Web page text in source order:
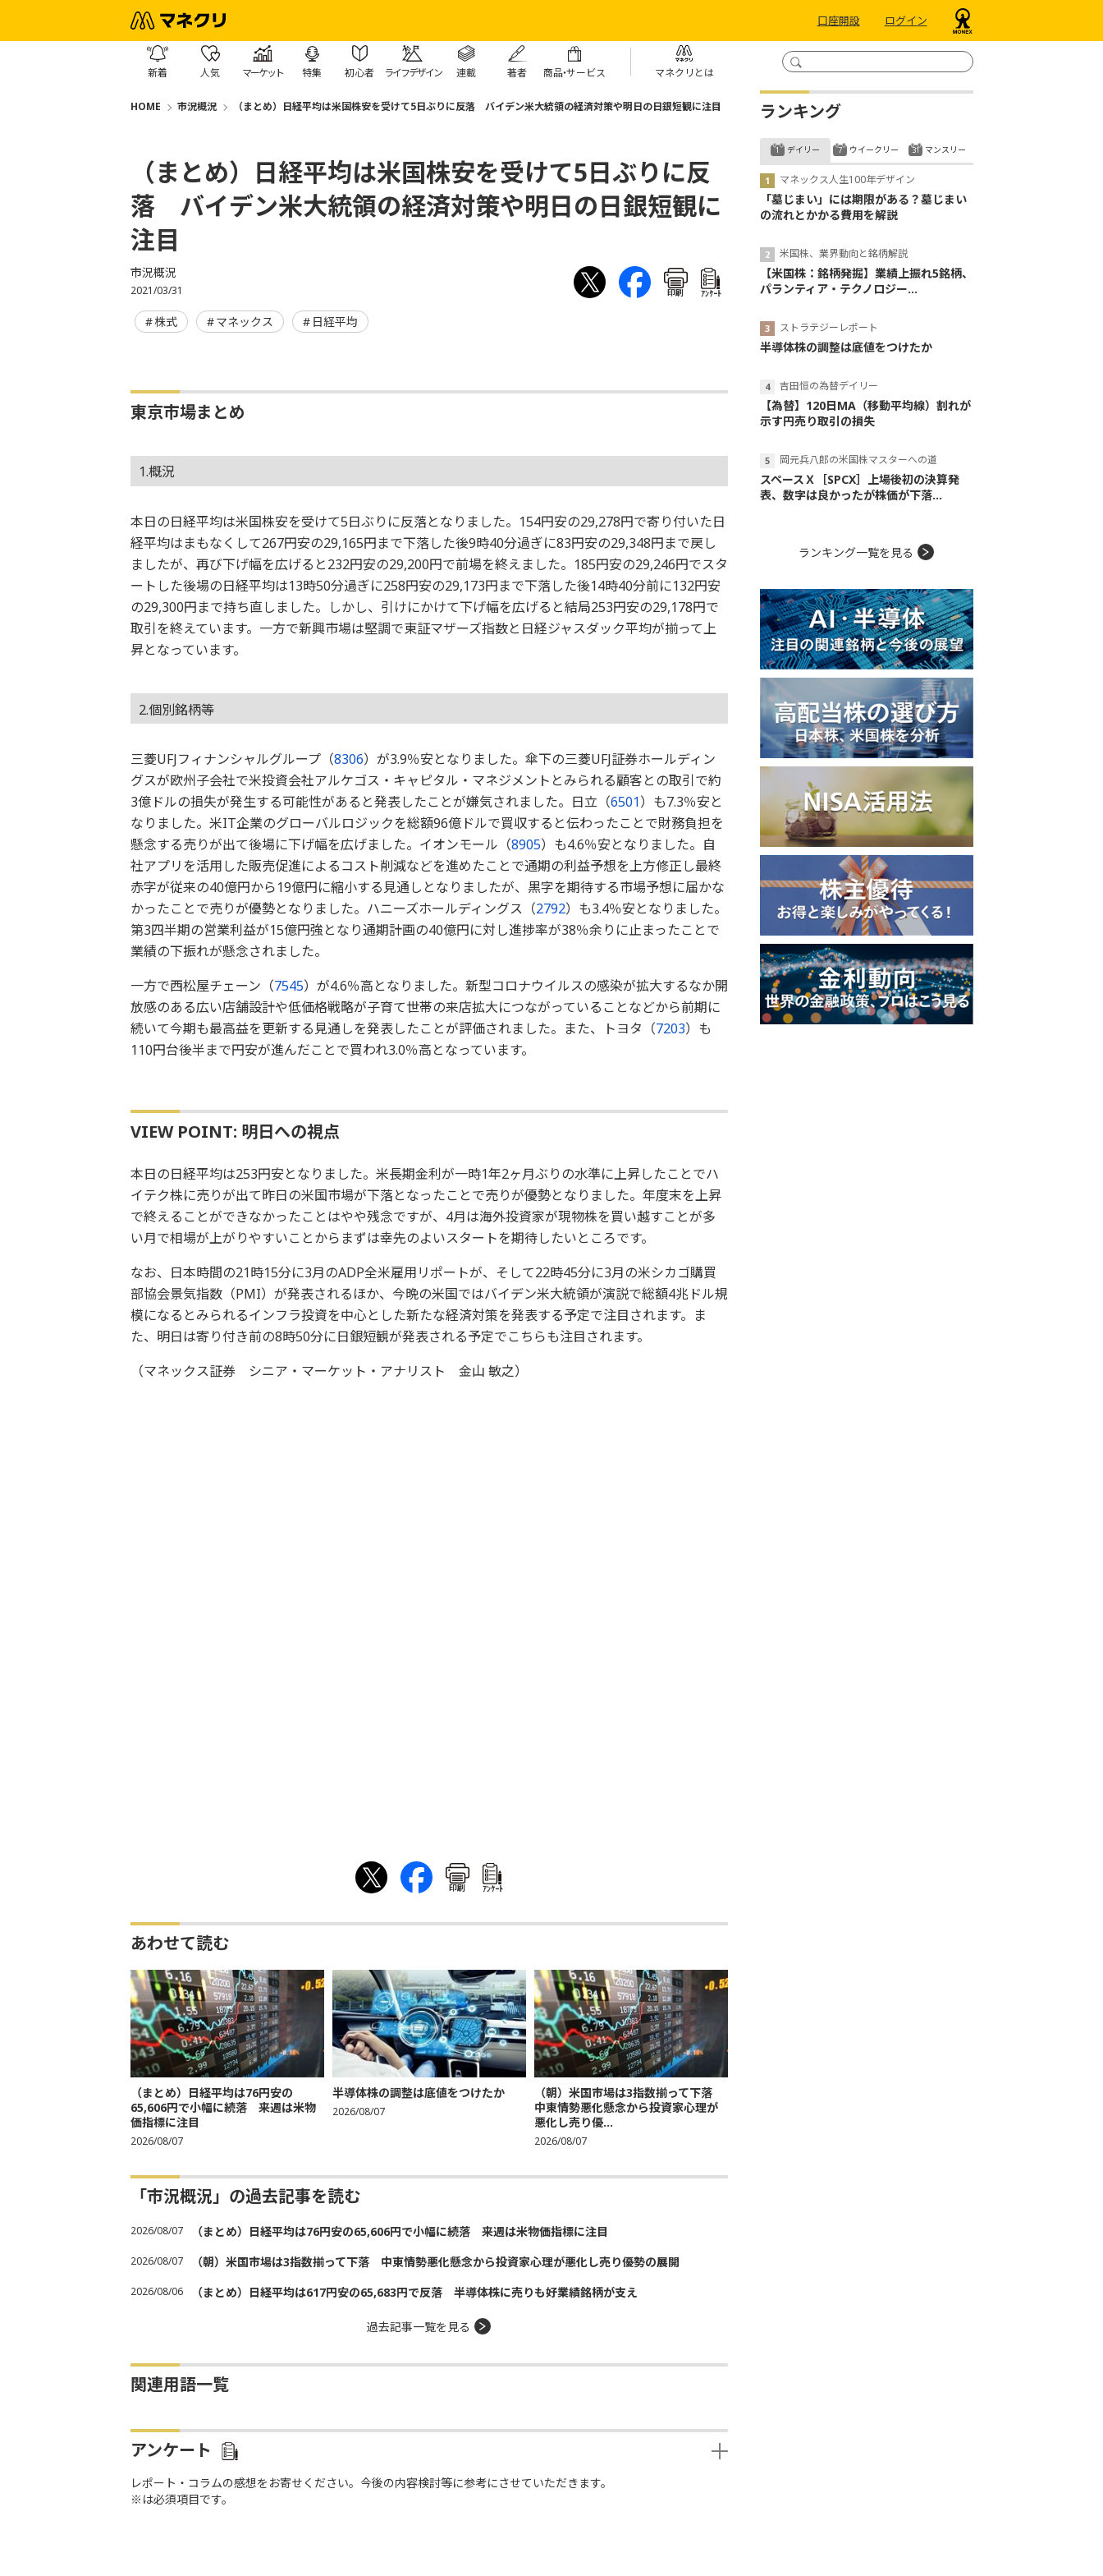
口座開設 ログイン
新着 人気 マーケット 特集 初心者 ライフデザイン 連載 著者 商品・サービス マネクリとは
HOME 市況概況 （まとめ）日経平均は米国株安を受けて5日ぶりに反落 バイデン米大統領の経済対策や明日の日銀短観に注目
（まとめ）日経平均は米国株安を受けて5日ぶりに反
落 バイデン米大統領の経済対策や明日の日銀短観に
注目
市況概況
2021/03/31 印刷 ｱﾝｹｰﾄ
株式 マネックス 日経平均
東京市場まとめ
1.概況
本日の日経平均は米国株安を受けて5日ぶりに反落となりました。154円安の29,278円で寄り付いた日
経平均はまもなくして267円安の29,165円まで下落した後9時40分過ぎに83円安の29,348円まで戻し
ましたが、再び下げ幅を広げると232円安の29,200円で前場を終えました。185円安の29,246円でスタ
ートした後場の日経平均は13時50分過ぎに258円安の29,173円まで下落した後14時40分前に132円安
の29,300円まで持ち直しました。しかし、引けにかけて下げ幅を広げると結局253円安の29,178円で
取引を終えています。一方で新興市場は堅調で東証マザーズ指数と日経ジャスダック平均が揃って上
昇となっています。
2.個別銘柄等
三菱UFJフィナンシャルグループ（8306）が3.9％安となりました。傘下の三菱UFJ証券ホールディン
グスが欧州子会社で米投資会社アルケゴス・キャピタル・マネジメントとみられる顧客との取引で約
3億ドルの損失が発生する可能性があると発表したことが嫌気されました。日立（6501）も7.3％安と
なりました。米IT企業のグローバルロジックを総額96億ドルで買収すると伝わったことで財務負担を
懸念する売りが出て後場に下げ幅を広げました。イオンモール（8905）も4.6％安となりました。自
社アプリを活用した販売促進によるコスト削減などを進めたことで通期の利益予想を上方修正し最終
赤字が従来の40億円から19億円に縮小する見通しとなりましたが、黒字を期待する市場予想に届かな
かったことで売りが優勢となりました。ハニーズホールディングス（2792）も3.4％安となりました。
第3四半期の営業利益が15億円強となり通期計画の40億円に対し進捗率が38％余りに止まったことで
業績の下振れが懸念されました。
一方で西松屋チェーン（7545）が4.6％高となりました。新型コロナウイルスの感染が拡大するなか開
放感のある広い店舗設計や低価格戦略が子育て世帯の来店拡大につながっていることなどから前期に
続いて今期も最高益を更新する見通しを発表したことが評価されました。また、トヨタ（7203）も
110円台後半まで円安が進んだことで買われ3.0％高となっています。
VIEW POINT: 明日への視点
本日の日経平均は253円安となりました。米長期金利が一時1年2ヶ月ぶりの水準に上昇したことでハ
イテク株に売りが出て昨日の米国市場が下落となったことで売りが優勢となりました。年度末を上昇
で終えることができなかったことはやや残念ですが、4月は海外投資家が現物株を買い越すことが多
い月で相場が上がりやすいことからまずは幸先のよいスタートを期待したいところです。
なお、日本時間の21時15分に3月のADP全米雇用リポートが、そして22時45分に3月の米シカゴ購買
部協会景気指数（PMI）が発表されるほか、今晩の米国ではバイデン米大統領が演説で総額4兆ドル規
模になるとみられるインフラ投資を中心とした新たな経済対策を発表する予定で注目されます。ま
た、明日は寄り付き前の8時50分に日銀短観が発表される予定でこちらも注目されます。
（マネックス証券 シニア・マーケット・アナリスト 金山 敏之）
印刷 ｱﾝｹｰﾄ
あわせて読む
（まとめ）日経平均は76円安の
65,606円で小幅に続落 来週は米物
価指標に注目
2026/08/07
半導体株の調整は底値をつけたか
2026/08/07
（朝）米国市場は3指数揃って下落
中東情勢悪化懸念から投資家心理が
悪化し売り優...
2026/08/07
「市況概況」の過去記事を読む
2026/08/07 （まとめ）日経平均は76円安の65,606円で小幅に続落 来週は米物価指標に注目
2026/08/07 （朝）米国市場は3指数揃って下落 中東情勢悪化懸念から投資家心理が悪化し売り優勢の展開
2026/08/06 （まとめ）日経平均は617円安の65,683円で反落 半導体株に売りも好業績銘柄が支え
過去記事一覧を見る
関連用語一覧
アンケート
レポート・コラムの感想をお寄せください。今後の内容検討等に参考にさせていただきます。
※は必須項目です。
ランキング
デイリー
マネックス人生100年デザイン
「墓じまい」には期限がある？墓じまい
の流れとかかる費用を解説
米国株、業界動向と銘柄解説
【米国株：銘柄発掘】業績上振れ5銘柄、
パランティア・テクノロジー...
ストラテジーレポート
半導体株の調整は底値をつけたか
吉田恒の為替デイリー
【為替】120日MA（移動平均線）割れが
示す円売り取引の損失
岡元兵八郎の米国株マスターへの道
スペースＸ［SPCX］上場後初の決算発
表、数字は良かったが株価が下落...
ウイークリー マンスリー
ランキング一覧を見る